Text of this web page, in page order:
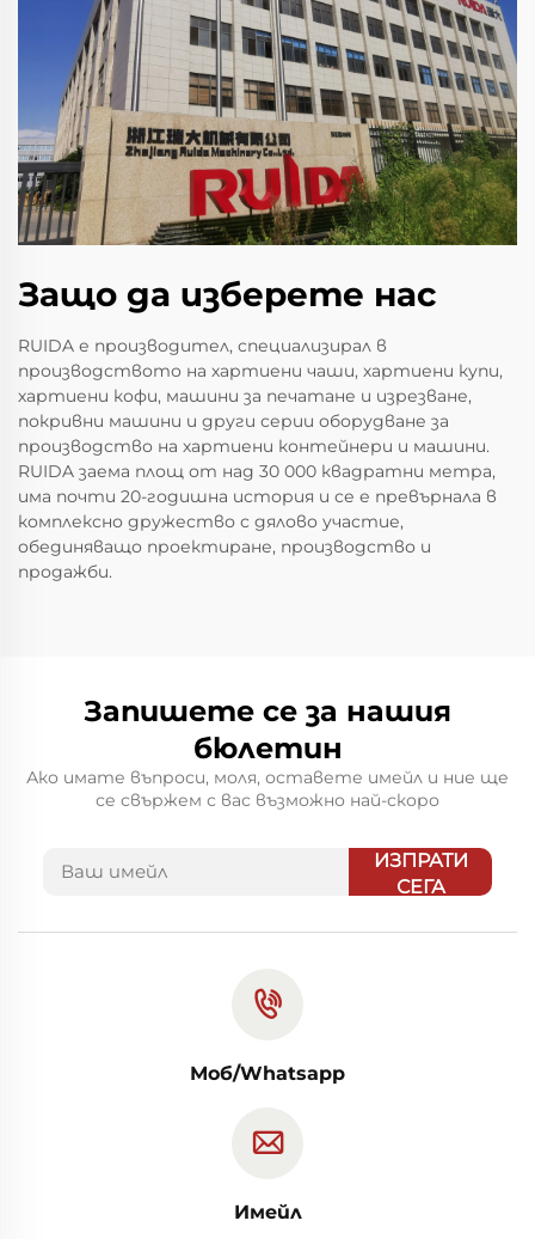
Защо да изберете нас
RUIDA е производител, специализирал в
производството на хартиени чаши, хартиени купи,
хартиени кофи, машини за печатане и изрезване,
покривни машини и други серии оборудване за
производство на хартиени контейнери и машини.
RUIDA заема площ от над 30 000 квадратни метра,
има почти 20-годишна история и се е превърнала в
комплексно дружество с дялово участие,
обединяващо проектиране, производство и
продажби.
Запишете се за нашия
бюлетин
Ако имате въпроси, моля, оставете имейл и ние ще
се свържем с вас възможно най-скоро
ИЗПРАТИ
СЕГА
Моб/Whatsapp
Имейл